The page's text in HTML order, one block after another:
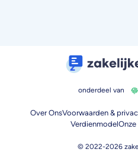
onderdeel van
Over OnsVoorwaarden &
Verdienmodel
© 2022-2026